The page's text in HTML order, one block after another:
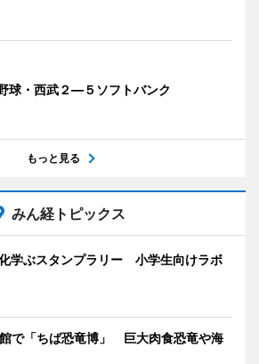
球・西武２―５ソフトバンク
もっと見る
みん経トピックス
学ぶスタンプラリー 小学生向けラボ
で「ちば恐竜博」 巨大肉食恐竜や海